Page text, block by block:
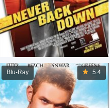
5.4
Blu-Ray